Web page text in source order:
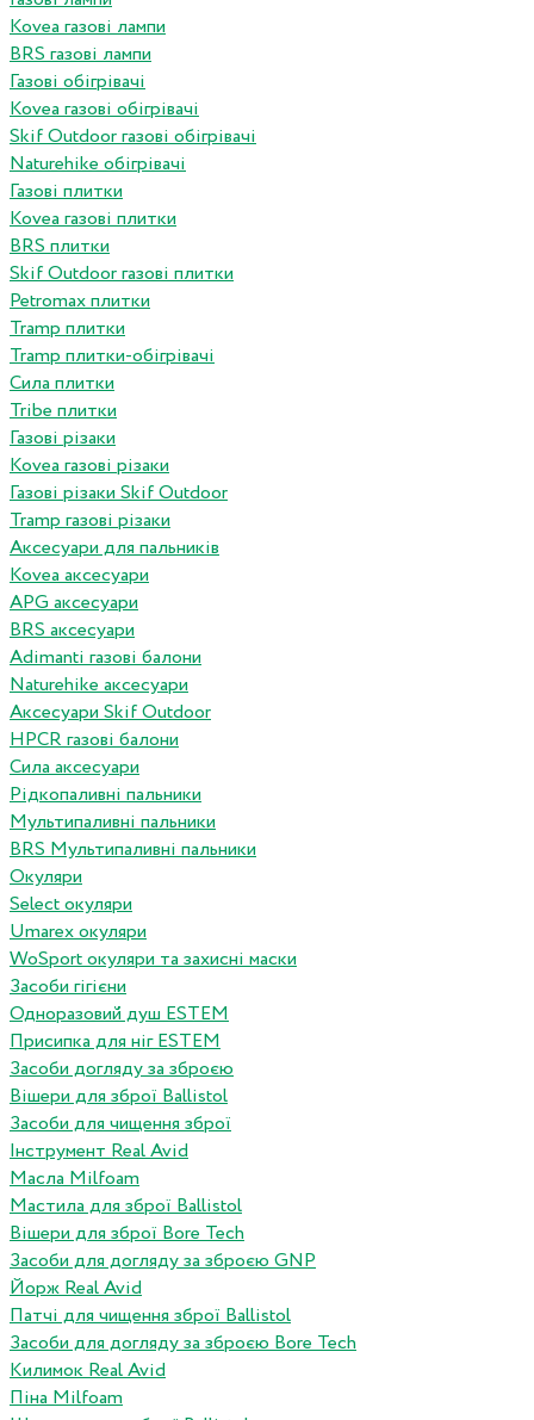
Kovea газові лампи
BRS газові лампи
Газові обігрівачі
Kovea газові обігрівачі
Skif Outdoor газові обігрівачі
Naturehike обігрівачі
Газові плитки
Kovea газові плитки
BRS плитки
Skif Outdoor газові плитки
Petromax плитки
Tramp плитки
Tramp плитки-обігрівачі
Сила плитки
Tribe плитки
Газові різаки
Kovea газові різаки
Газові різаки Skif Outdoor
Tramp газові різаки
Аксесуари для пальників
Kovea аксесуари
APG аксесуари
BRS аксесуари
Adimanti газові балони
Naturehike аксесуари
Аксесуари Skif Outdoor
HPCR газові балони
Сила аксесуари
Рідкопаливні пальники
Мультипаливні пальники
BRS Мультипаливні пальники
Окуляри
Select окуляри
Umarex окуляри
WoSport окуляри та захисні маски
Засоби гігієни
Одноразовий душ ESTEM
Присипка для ніг ESTEM
Засоби догляду за зброєю
Вішери для зброї Ballistol
Засоби для чищення зброї
Інструмент Real Avid
Масла Milfoam
Мастила для зброї Ballistol
Вішери для зброї Bore Tech
Засоби для догляду за зброєю GNP
Йорж Real Avid
Патчі для чищення зброї Ballistol
Засоби для догляду за зброєю Bore Tech
Килимок Real Avid
Піна Milfoam